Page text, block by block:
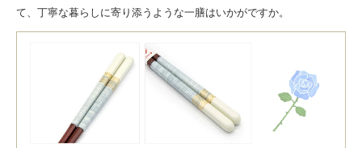
て、丁寧な暮らしに寄り添うような一膳はいかがですか。